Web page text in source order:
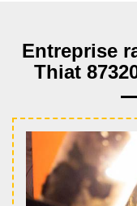
Entreprise
Thiat